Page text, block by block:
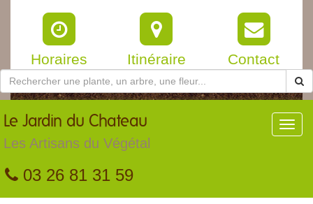
Horaires Itinéraire Contact
Le Jardin du Chateau
Les Artisans du Végétal
03 26 81 31 59